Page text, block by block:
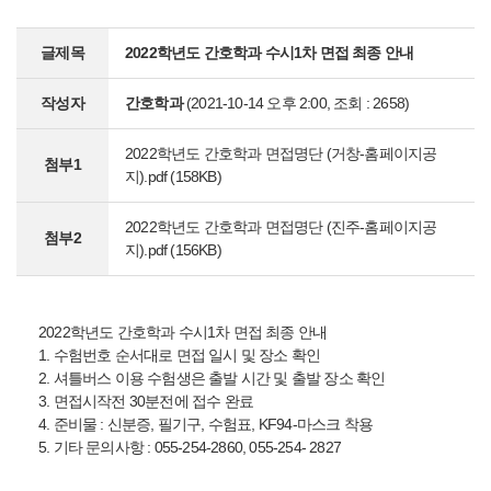
글제목 2022학년도 간호학과 수시1차 면접 최종 안내
작성자 간호학과(2021-10-14 오후 2:00, 조회 : 2658)
첨부1
2022학년도 간호학과 면접명단 (거창-홈페이지공
지).pdf(158KB)
첨부2
2022학년도 간호학과 면접명단 (진주-홈페이지공
지).pdf(156KB)
2022학년도 간호학과 수시1차 면접 최종 안내
1. 수험번호 순서대로 면접 일시 및 장소 확인
2. 셔틀버스 이용 수험생은 출발 시간 및 출발 장소 확인
3. 면접시작전 30분전에 접수 완료
4. 준비물 : 신분증, 필기구, 수험표, KF94-마스크 착용